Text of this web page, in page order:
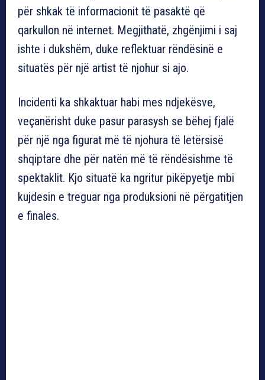
për shkak të informacionit të pasaktë që
qarkullon në internet. Megjithatë, zhgënjimi i saj
ishte i dukshëm, duke reflektuar rëndësinë e
situatës për një artist të njohur si ajo.
Incidenti ka shkaktuar habi mes ndjekësve,
veçanërisht duke pasur parasysh se bëhej fjalë
për një nga figurat më të njohura të letërsisë
shqiptare dhe për natën më të rëndësishme të
spektaklit. Kjo situatë ka ngritur pikëpyetje mbi
kujdesin e treguar nga produksioni në përgatitjen
e finales.